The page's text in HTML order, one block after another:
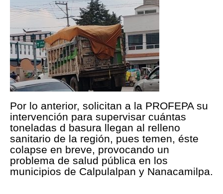
Por lo anterior, solicitan a la PROFEPA su
intervención para supervisar cuántas
toneladas d basura llegan al relleno
sanitario de la región, pues temen, éste
colapse en breve, provocando un
problema de salud pública en los
municipios de Calpulalpan y Nanacamilpa.